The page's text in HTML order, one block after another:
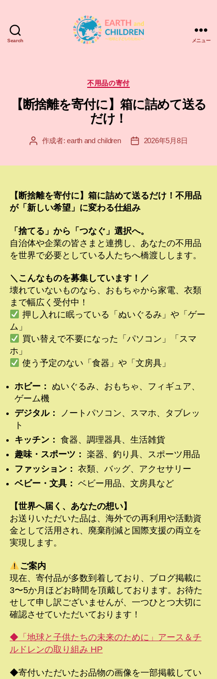
Search
＆
ル
ド
レ
EARTH
CHILDREN
メニュー
カ
ゴ
リ
ー
不用品の寄付
【断捨離を寄付に】箱に詰めて送る
だけ！
投 作成者:earth and children
投
2026年5月8日
【断捨離を寄付に】箱に詰めて送るだけ！不用品
が「新しい希望」に変わる仕組み
「捨てる」から「つなぐ」選択へ。
自治体や企業の皆さまと連携し、あなたの不用品
を世界で必要としている人たちへ橋渡しします。
＼こんなものを募集しています！／
壊れていないものなら、おもちゃから家電、衣類
まで幅広く受付中！
押し入れに眠っている「ぬいぐるみ」や「ゲー
ム」
買い替えで不要になった「パソコン」「スマ
ホ」
使う予定のない「食器」や「文房具」
ホビー：
ぬいぐるみ、おもちゃ、フィギュア、
ゲーム機
デジタル：
ノートパソコン、スマホ、タブレッ
ト
キッチン： 食器、調理器具、生活雑貨
趣味・スポーツ： 楽器、釣り具、スポーツ用品
ファッション： 衣類、バッグ、アクセサリー
ベビー・文具： ベビー用品、文房具など
【世界へ届く、あなたの想い】
お送りいただいた品は、海外での再利用や活動資
金として活用され、廃棄削減と国際支援の両立を
実現します。
ご案内
現在、寄付品が多数到着しており、ブログ掲載に
3〜5か月ほどお時間を頂戴しております。お待た
せして申し訳ございませんが、一つひとつ大切に
確認させていただいております！
◆「地球と子供たちの未来のために」アース＆チ
ルドレンの取り組み HP
◆寄付いただいたお品物の画像を一部掲載してい